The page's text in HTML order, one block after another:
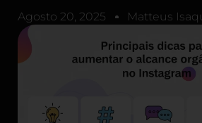
Agosto 20, 2025 Matteus